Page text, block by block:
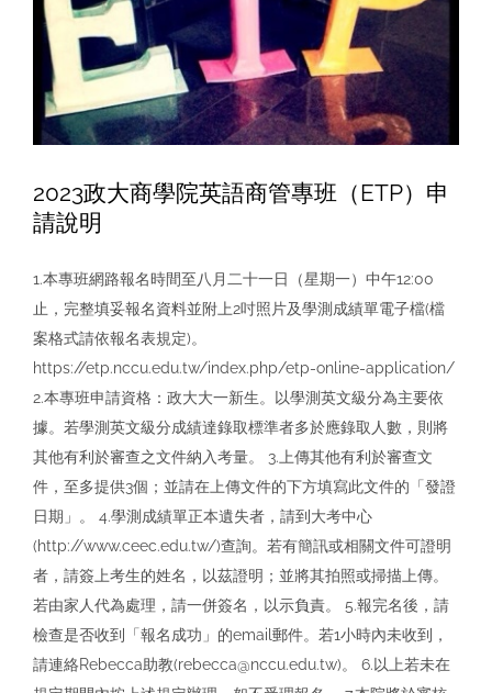
2023政大商學院英語商管專班（ETP）申
請說明
1.本專班網路報名時間至八月二十一日（星期一）中午12:00
止，完整填妥報名資料並附上2吋照片及學測成績單電子檔(檔
案格式請依報名表規定)。
https://etp.nccu.edu.tw/index.php/etp-online-application/
2.本專班申請資格：政大大一新生。以學測英文級分為主要依
據。若學測英文級分成績達錄取標準者多於應錄取人數，則將
其他有利於審查之文件納入考量。 3.上傳其他有利於審查文
件，至多提供3個；並請在上傳文件的下方填寫此文件的「發證
日期」。 4.學測成績單正本遺失者，請到大考中心
(http://www.ceec.edu.tw/)查詢。若有簡訊或相關文件可證明
者，請簽上考生的姓名，以茲證明；並將其拍照或掃描上傳。
若由家人代為處理，請一併簽名，以示負責。 5.報完名後，請
檢查是否收到「報名成功」的email郵件。若1小時內未收到，
請連絡Rebecca助教(rebecca@nccu.edu.tw)。 6.以上若未在